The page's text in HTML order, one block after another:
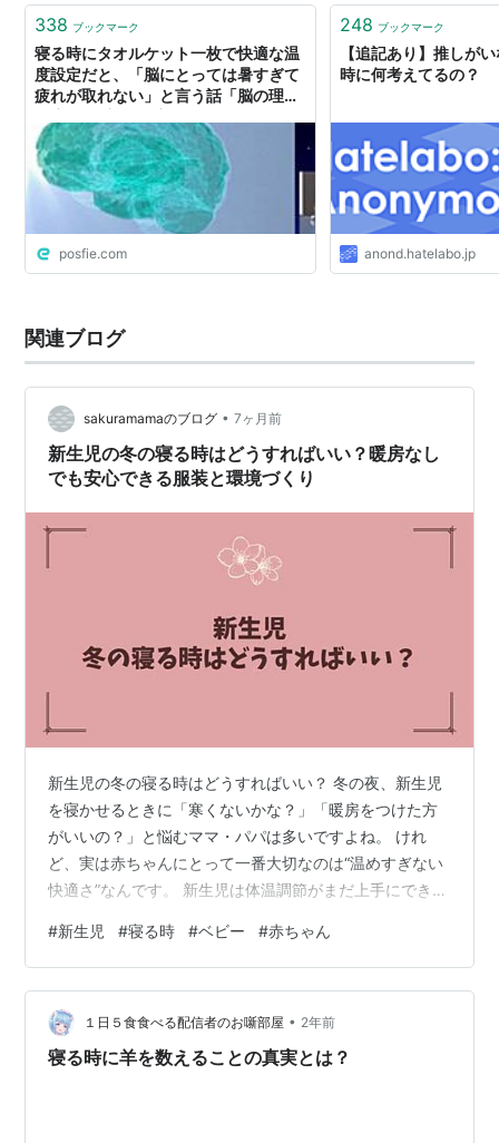
338 ブックマーク
寝る時にタオルケット一枚で快適な温
度設定だと、「脳にとっては暑すぎて
疲れが取れない」と言う話「脳の理想
か」「頭寒足熱じゃん」
posfie.com
248 ブックマーク
【追記あり】推しが
時に何考えてるの？
anond.hatelabo.jp
関連ブログ
sakuramamaのブログ • 7ヶ月前
新生児の冬の寝る時はどうすればいい？暖房なし
でも安心できる服装と環境づくり
新生児の冬の寝る時はどうすればいい？ 冬の夜、新生児
を寝かせるときに「寒くないかな？」「暖房をつけた方
がいいの？」と悩むママ・パパは多いですよね。 けれ
ど、実は赤ちゃんにとって一番大切なのは“温めすぎない
快適さ”なんです。 新生児は体温調節がまだ上手にでき
ともあります。 この記事では、助産師の知見をもとに、
暖房を使わない冬でも赤ちゃんが安心して眠れる服装・
寝具・寝室環境を、やさしく解説します。 「どんなスリ
ーパーを選べばいい？」「室温は何度がいい？」など、
冬の夜の悩みをすべて解決。 あなたの赤ちゃんが、ぬく
#新生児 #寝る時 #ベビー #赤ちゃん
１日５食食べる配信者のお噺部屋 • 2年前
寝る時に羊を数えることの真実とは？